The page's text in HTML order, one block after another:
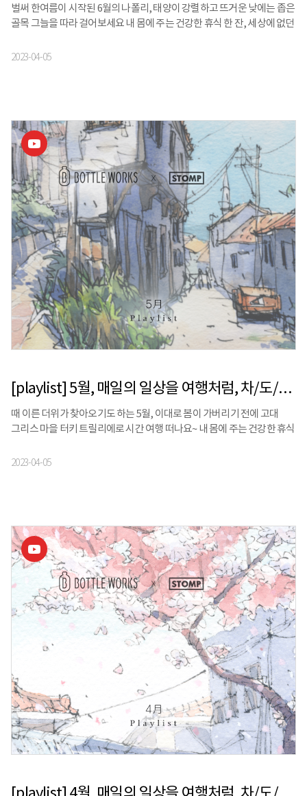
벌써 한여름이 시작된 6월의 나폴리, 태양이 강렬하고 뜨거운 낮에는 좁은
골목 그늘을 따라 걸어보세요 내 몸에 주는 건강한 휴식 한 잔, 세상에 없던
삶의 배경음악, 음악의 명가 '스톰프뮤직'이 함께합니다. 보틀웍스
드로잉 작가 └인스타그램 @90gram Naples, Italy
2023-04-05
[playlist] 5월, 매일의 일상을 여행처럼, 차/도/락 | 보틀웍스 X 스톰프뮤직 X 정승빈
때 이른 더위가 찾아오기도 하는 5월, 이대로 봄이 가버리기 전에 고대
그리스 마을 터키 트릴리에로 시간 여행 떠나요~ 내 몸에 주는 건강한 휴식
자연스레 스며드는 내 삶의 배경음악, 음악의 명가 '스톰프뮤직'이
질감을 담아내는 여행 드로잉 작가 └인스타그램 @90gram Trilye,
Türkiye
2023-04-05